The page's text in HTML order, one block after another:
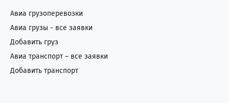
Авиа грузоперевозки
Авиа грузы - все заявки
Добавить груз
Авиа транспорт – все заявки
Добавить транспорт